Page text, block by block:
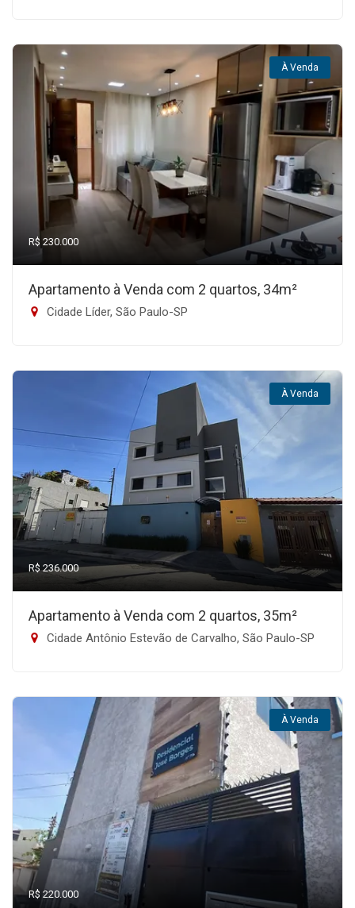
À Venda
R$ 230.000
Apartamento à Venda com 2 quartos, 34m²
Cidade Líder, São Paulo-SP
À Venda
R$ 236.000
Apartamento à Venda com 2 quartos, 35m²
Cidade Antônio Estevão de Carvalho, São Paulo-SP
À Venda
R$ 220.000